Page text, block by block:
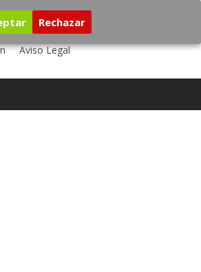
GRABACIÓN
Aviso Legal
Rechazar